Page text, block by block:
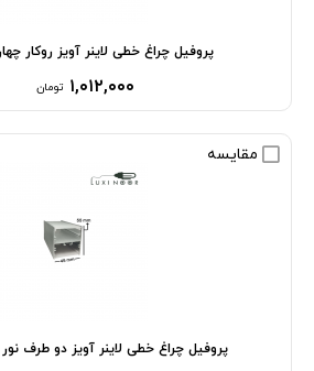
پروفیل چراغ خطی لاینر آویز روکار چهار
۱,۰۱۲,۰۰۰ تومان
مقایسه
پروفیل چراغ خطی لاینر آویز دو طرف نور